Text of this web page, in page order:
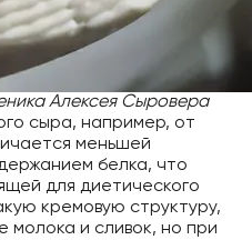
Алексея Сыровера
сыра, например, от
меньшей
белка, что
для диетического
кремовую структуру,
молока и сливок, но при